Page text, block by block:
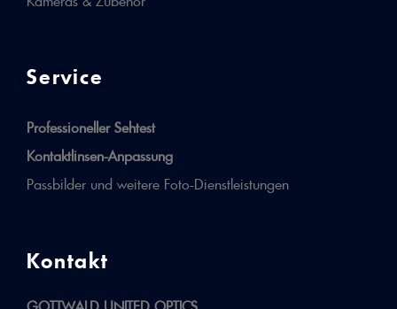
Service
Professioneller Sehtest
Kontaktlinsen-Anpassung
Passbilder und weitere Foto-Dienstleistungen
Kontakt